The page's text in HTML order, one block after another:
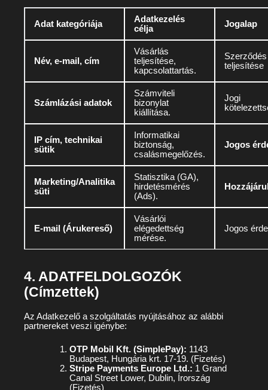
Adat kategóriája
Adatkezelés
célja
Jogalap
Név, e-mail, cím
Vásárlás
teljesítése,
kapcsolattartás.
Szerződés
teljesítése
Számlázási adatok
Számviteli
bizonylat
kiállítása.
Jogi
IP cím, technikai
sütik
Informatikai
biztonság,
csalásmegelőzés.
Jogos
Marketing/Analitika
süti
Statisztika (GA),
hirdetésmérés
(Ads).
E-mail (Árukereső)
Vásárlói
elégedettség
mérése.
Jogos
4. ADATFELDOLGOZÓK
(Címzettek)
Az Adatkezelő a szolgáltatás nyújtásához az alábbi
partnereket veszi igénybe:
OTP Mobil Kft. (SimplePay): 1143
Budapest, Hungária krt. 17-19. (Fizetés)
Stripe Payments Europe Ltd.: 1 Grand
Canal Street Lower, Dublin, Írország
(Fizetés)